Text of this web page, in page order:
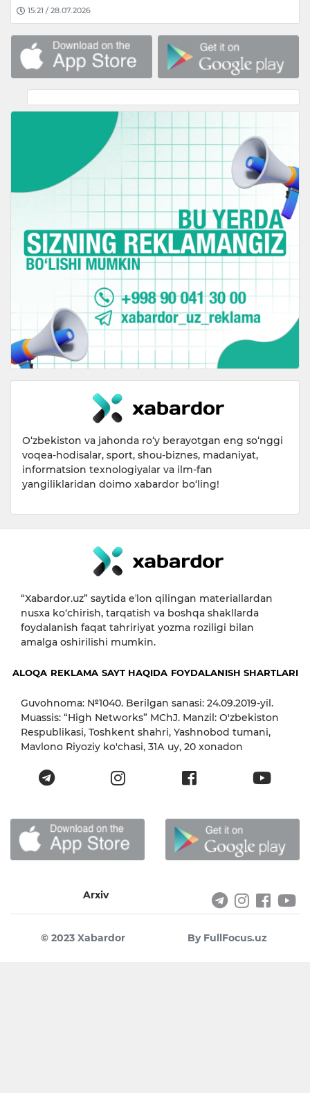
15:21 / 28.07.2026
O‘zbekiston va jahonda ro‘y berayotgan eng so‘nggi
voqea-hodisalar, sport, shou-biznes, madaniyat,
informatsion texnologiyalar va ilm-fan
yangiliklaridan doimo xabardor bo‘ling!
“Xabardor.uz” saytida eʼlon qilingan materiallardan
nusxa ko‘chirish, tarqatish va boshqa shakllarda
foydalanish faqat tahririyat yozma roziligi bilan
amalga oshirilishi mumkin.
ALOQA REKLAMA SAYT HAQIDA FOYDALANISH SHARTLARI
Guvohnoma: №1040. Berilgan sanasi: 24.09.2019-yil.
Muassis: “High Networks” MChJ. Manzil: O'zbekiston
Respublikasi, Toshkent shahri, Yashnobod tumani,
Mavlono Riyoziy ko'chasi, 31А uy, 20 xonadon
Arxiv
© 2023 Xabardor By FullFocus.uz